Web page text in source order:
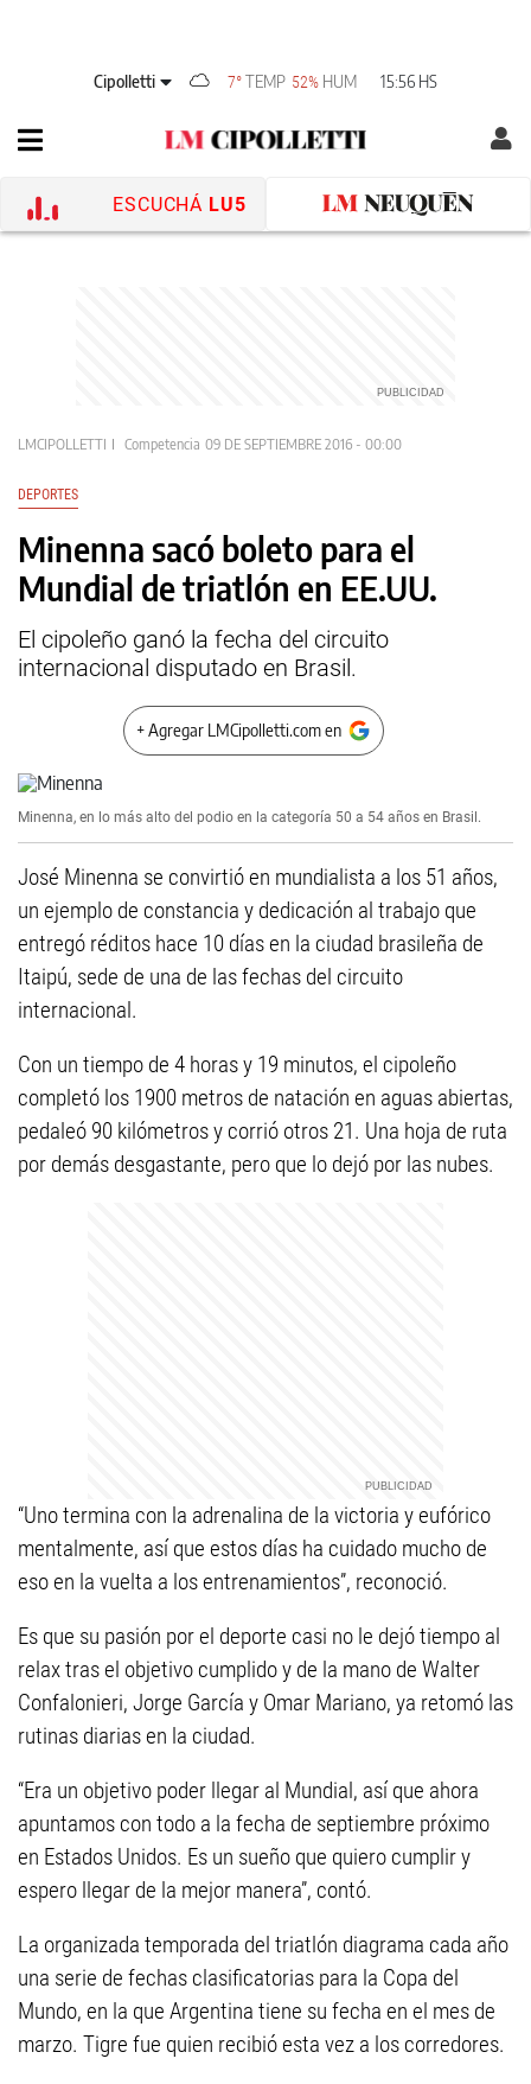
Cipolletti 7° TEMP 52% HUM 15:56 HS
ESCUCHÁ LU5
LMCIPOLLETTI Competencia 09 DE SEPTIEMBRE 2016 - 00:00
DEPORTES
Minenna sacó boleto para el
Mundial de triatlón en EE.UU.
El cipoleño ganó la fecha del circuito
internacional disputado en Brasil.
+ Agregar LMCipolletti.com en
Minenna, en lo más alto del podio en la categoría 50 a 54 años en Brasil.
José Minenna se convirtió en mundialista a los 51 años,
un ejemplo de constancia y dedicación al trabajo que
entregó réditos hace 10 días en la ciudad brasileña de
Itaipú, sede de una de las fechas del circuito
internacional.
Con un tiempo de 4 horas y 19 minutos, el cipoleño
completó los 1900 metros de natación en aguas abiertas,
pedaleó 90 kilómetros y corrió otros 21. Una hoja de ruta
por demás desgastante, pero que lo dejó por las nubes.
“Uno termina con la adrenalina de la victoria y eufórico
mentalmente, así que estos días ha cuidado mucho de
eso en la vuelta a los entrenamientos”, reconoció.
Es que su pasión por el deporte casi no le dejó tiempo al
relax tras el objetivo cumplido y de la mano de Walter
Confalonieri, Jorge García y Omar Mariano, ya retomó las
rutinas diarias en la ciudad.
“Era un objetivo poder llegar al Mundial, así que ahora
apuntamos con todo a la fecha de septiembre próximo
en Estados Unidos. Es un sueño que quiero cumplir y
espero llegar de la mejor manera”, contó.
La organizada temporada del triatlón diagrama cada año
una serie de fechas clasificatorias para la Copa del
Mundo, en la que Argentina tiene su fecha en el mes de
marzo. Tigre fue quien recibió esta vez a los corredores.